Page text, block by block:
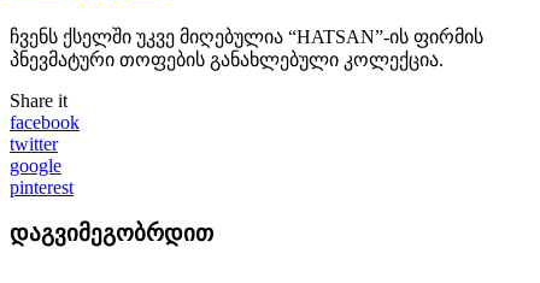
ჩვენს ქსელში უკვე მიღებულია “HATSAN”-ის ფირმის
პნევმატური თოფების განახლებული კოლექცია.
Share it
facebook
twitter
google
pinterest
დაგვიმეგობრდით